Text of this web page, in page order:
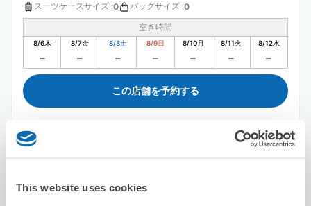
This website uses cookies
スーツケースサイズ :0 バッグサイズ :0
空き時間
8/6木 8/7金 8/8土 8/9日 8/10月 8/11火 8/12水
この店舗を予約する
本日の営業時間: 閉店